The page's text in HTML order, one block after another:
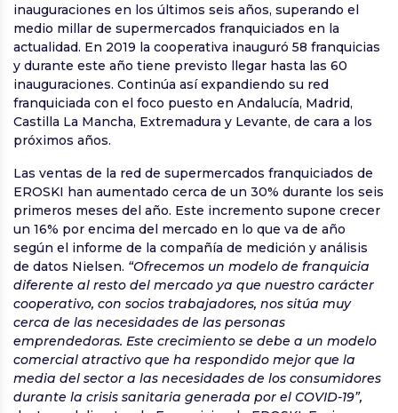
inauguraciones en los últimos seis años, superando el
medio millar de supermercados franquiciados en la
actualidad. En 2019 la cooperativa inauguró 58 franquicias
y durante este año tiene previsto llegar hasta las 60
inauguraciones. Continúa así expandiendo su red
franquiciada con el foco puesto en Andalucía, Madrid,
Castilla La Mancha, Extremadura y Levante, de cara a los
próximos años.
Las ventas de la red de supermercados franquiciados de
EROSKI han aumentado cerca de un 30% durante los seis
primeros meses del año. Este incremento supone crecer
un 16% por encima del mercado en lo que va de año
según el informe de la compañía de medición y análisis
de datos Nielsen. “Ofrecemos un modelo de franquicia
diferente al resto del mercado ya que nuestro carácter
cooperativo, con socios trabajadores, nos sitúa muy
cerca de las necesidades de las personas
emprendedoras. Este crecimiento se debe a un modelo
comercial atractivo que ha respondido mejor que la
media del sector a las necesidades de los consumidores
durante la crisis sanitaria generada por el COVID-19”,